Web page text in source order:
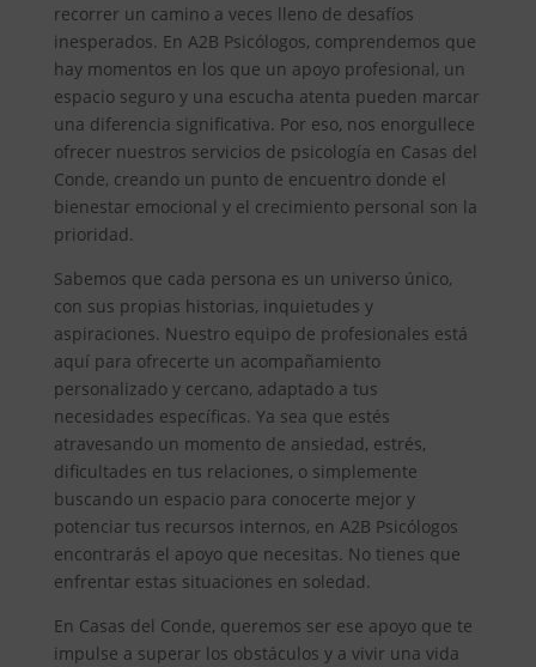
recorrer un camino a veces lleno de desafíos
inesperados. En A2B Psicólogos, comprendemos que
hay momentos en los que un apoyo profesional, un
espacio seguro y una escucha atenta pueden marcar
una diferencia significativa. Por eso, nos enorgullece
ofrecer nuestros servicios de psicología en Casas del
Conde, creando un punto de encuentro donde el
bienestar emocional y el crecimiento personal son la
prioridad.
Sabemos que cada persona es un universo único,
con sus propias historias, inquietudes y
aspiraciones. Nuestro equipo de profesionales está
aquí para ofrecerte un acompañamiento
personalizado y cercano, adaptado a tus
necesidades específicas. Ya sea que estés
atravesando un momento de ansiedad, estrés,
dificultades en tus relaciones, o simplemente
buscando un espacio para conocerte mejor y
potenciar tus recursos internos, en A2B Psicólogos
encontrarás el apoyo que necesitas. No tienes que
enfrentar estas situaciones en soledad.
En Casas del Conde, queremos ser ese apoyo que te
impulse a superar los obstáculos y a vivir una vida